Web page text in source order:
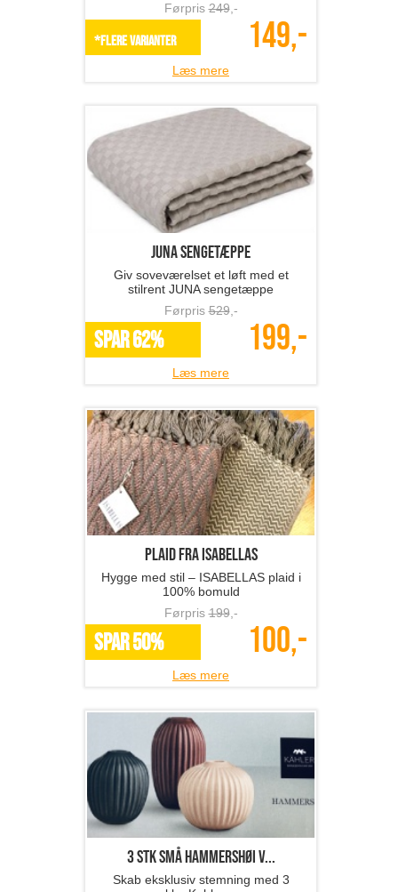
Førpris249,-
*Flere varianter 149,-
Læs mere
JUNA sengetæppe
Giv soveværelset et løft med et
stilrent JUNA sengetæppe
Førpris529,-
SPAR 62% 199,-
Læs mere
Plaid fra ISABELLAS
Hygge med stil – ISABELLAS plaid i
100% bomuld
Førpris199,-
SPAR 50% 100,-
Læs mere
3 stk små Hammershøi v...
Skab eksklusiv stemning med 3